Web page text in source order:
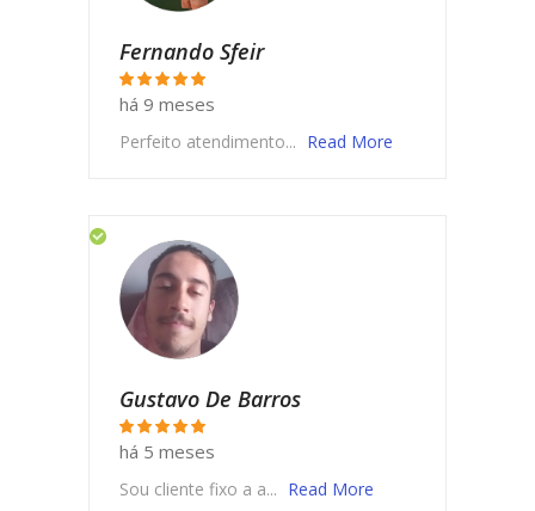
Fernando Sfeir
há 9 meses
Perfeito atendimento... Read More
Gustavo De Barros
há 5 meses
Sou cliente fixo a a... Read More